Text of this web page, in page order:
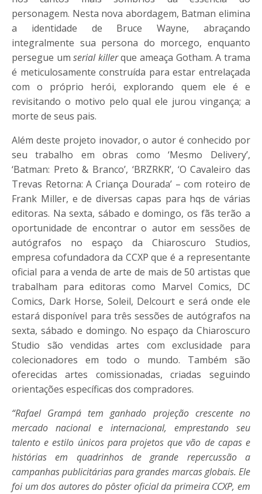
personagem. Nesta nova abordagem, Batman elimina
a identidade de Bruce Wayne, abraçando
integralmente sua persona do morcego, enquanto
persegue umserial killerque ameaça Gotham. A trama
é meticulosamente construída para estar entrelaçada
com o próprio herói, explorando quem ele é e
revisitando o motivo pelo qual ele jurou vingança; a
morte de seus pais.
Além deste projeto inovador, o autor é conhecido por
seu trabalho em obras como ‘Mesmo Delivery’,
‘Batman: Preto & Branco’, ‘BRZRKR’, ‘O Cavaleiro das
Trevas Retorna: A Criança Dourada’ – com roteiro de
Frank Miller, e de diversas capas para hqs de várias
editoras. Na sexta, sábado e domingo, os fãs terão a
oportunidade de encontrar o autor em sessões de
autógrafos no espaço da Chiaroscuro Studios,
empresa cofundadora da CCXP que é a representante
oficial para a venda de arte de mais de 50 artistas que
trabalham para editoras como Marvel Comics, DC
Comics, Dark Horse, Soleil, Delcourt e será onde ele
estará disponível para três sessões de autógrafos na
sexta, sábado e domingo. No espaço da Chiaroscuro
Studio são vendidas artes com exclusidade para
colecionadores em todo o mundo. Também são
oferecidas artes comissionadas, criadas seguindo
orientações específicas dos compradores.
“Rafael Grampá tem ganhado projeção crescente no
mercado nacional e internacional, emprestando seu
talento e estilo únicos para projetos que vão de capas e
histórias em quadrinhos de grande repercussão a
campanhas publicitárias para grandes marcas globais. Ele
foi um dos autores do pôster oficial da primeira CCXP, em